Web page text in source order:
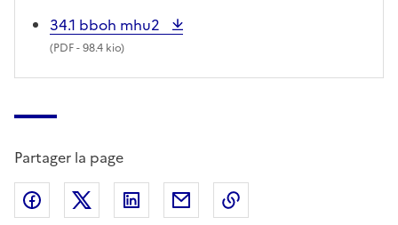
34.1 bboh mhu2
(PDF- 98.4 kio)
Partager la page
Partager sur Facebook
Partager sur X (anciennement Twitter)
Partager sur LinkedIn
Partager par email